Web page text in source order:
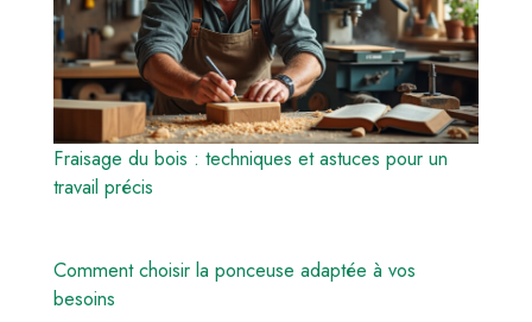
Fraisage du bois : techniques et astuces pour un
travail précis
Comment choisir la ponceuse adaptée à vos
besoins